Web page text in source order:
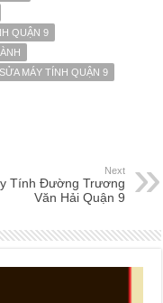
QUẬN 9
MÁY TÍNH QUẬN 9
Next
Tính Đường Trương
Văn Hải Quận 9